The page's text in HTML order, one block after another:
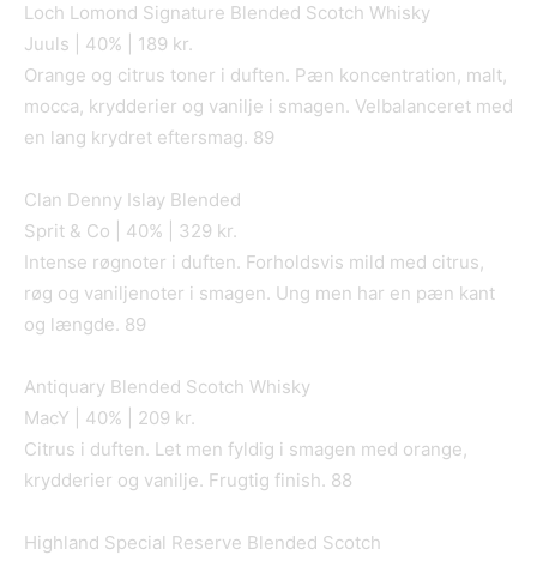
Loch Lomond Signature Blended Scotch Whisky
Juuls | 40% | 189 kr.
Orange og citrus toner i duften. Pæn koncentration, malt,
mocca, krydderier og vanilje i smagen. Velbalanceret med
en lang krydret eftersmag. 89
Clan Denny Islay Blended
Sprit & Co | 40% | 329 kr.
Intense røgnoter i duften. Forholdsvis mild med citrus,
røg og vaniljenoter i smagen. Ung men har en pæn kant
og længde. 89
Antiquary Blended Scotch Whisky
MacY | 40% | 209 kr.
Citrus i duften. Let men fyldig i smagen med orange,
krydderier og vanilje. Frugtig finish. 88
Highland Special Reserve Blended Scotch